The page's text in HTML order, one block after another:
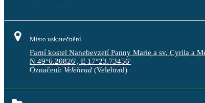
Místo uskutečnění
Farní kostel Nanebevzetí Panny Marie a sv. Cyrila a
N 49°6.20826', E 17°23.73456'
Označení: Velehrad (Velehrad)